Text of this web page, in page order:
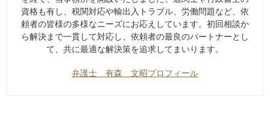
資格も有し、税関対応や輸出入トラブル、労働問題など、依
頼者の皆様の多様なニーズにお応えしています。初回相談か
ら解決まで一貫して対応し、依頼者の最良のパートナーとし
て、共に最適な解決策を追求してまいります。
弁護士 有森 文昭プロフィール